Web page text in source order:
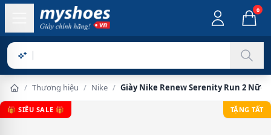
0
Sản phẩm c
/ Thương hiệu / Nike / Giày Nike Renew Serenity Run 2 Nữ-
🎁 SIÊU SALE 🎁 TẶNG TẤT